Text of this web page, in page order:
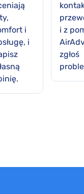
i
i
i z
zgłoś